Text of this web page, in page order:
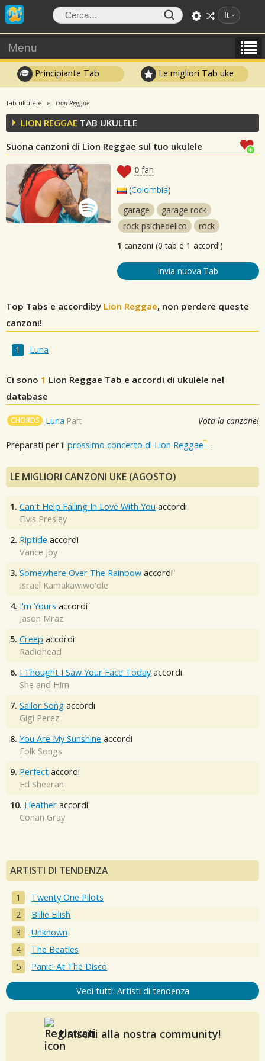
It
Menu
Principiante Tab Le migliori Tab uke
Tab ukulele Lion Reggae
LION REGGAE TAB UKULELE
Suona canzoni di Lion Reggae sul tuo ukulele
0 fan
(Colombia)
garage
garage rock
rock psichedelico
rock
1 canzoni (0 tab e 1 accordi)
Invia nuova Tab
Top Tabs e accordiby Lion Reggae, non perdere queste
canzoni!
Luna
Ci sono 1 Lion Reggae Tab e accordi di ukulele nel
database
CHORDS Luna Part Vota la canzone!
Preparati per il prossimo concerto di Lion Reggae .
LE MIGLIORI CANZONI UKE (AGOSTO)
1. Can't Help Falling In Love With You accordi
Elvis Presley
2. Riptide accordi
Vance Joy
3. Somewhere Over The Rainbow accordi
Israel Kamakawiwo'ole
4. I'm Yours accordi
Jason Mraz
5. Creep accordi
Radiohead
6. I Thought I Saw Your Face Today accordi
She and Him
7. Sailor Song accordi
Gigi Perez
8. You Are My Sunshine accordi
Folk Songs
9. Perfect accordi
Ed Sheeran
10. Heather accordi
Conan Gray
ARTISTI DI TENDENZA
Twenty One Pilots
Billie Eilish
Unknown
The Beatles
Panic! At The Disco
Vedi tutti: Artisti di tendenza
Unisciti alla nostra community!